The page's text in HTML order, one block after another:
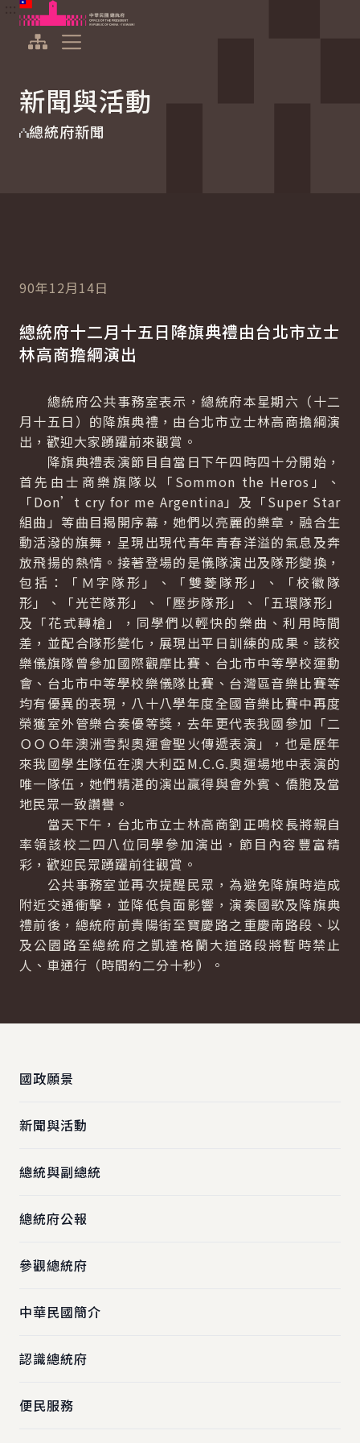
跳到主要內容
中華民國總統府
新聞與活動
總統府新聞
90年12月14日
總統府十二月十五日降旗典禮由台北市立士
林高商擔綱演出
總統府公共事務室表示，總統府本星期六（十二
月十五日）的降旗典禮，由台北市立士林高商擔綱演
出，歡迎大家踴躍前來觀賞。
降旗典禮表演節目自當日下午四時四十分開始，
首先由士商樂旗隊以「Sommon the Heros」、
「Don’t cry for me Argentina」及「Super Star
組曲」等曲目揭開序幕，她們以亮麗的樂章，融合生
動活潑的旗舞，呈現出現代青年青春洋溢的氣息及奔
放飛揚的熱情。接著登場的是儀隊演出及隊形變換，
包括：「Ｍ字隊形」、「雙菱隊形」、「校徽隊
形」、「光芒隊形」、「壓步隊形」、「五環隊形」
及「花式轉槍」，同學們以輕快的樂曲、利用時間
差，並配合隊形變化，展現出平日訓練的成果。該校
樂儀旗隊曾參加國際觀摩比賽、台北市中等學校運動
會、台北市中等學校樂儀隊比賽、台灣區音樂比賽等
均有優異的表現，八十八學年度全國音樂比賽中再度
榮獲室外管樂合奏優等獎，去年更代表我國參加「二
ＯＯＯ年澳洲雪梨奧運會聖火傳遞表演」，也是歷年
來我國學生隊伍在澳大利亞M.C.G.奧運場地中表演的
唯一隊伍，她們精湛的演出贏得與會外賓、僑胞及當
地民眾一致讚譽。
當天下午，台北市立士林高商劉正鳴校長將親自
率領該校二四八位同學參加演出，節目內容豐富精
彩，歡迎民眾踴躍前往觀賞。
公共事務室並再次提醒民眾，為避免降旗時造成
附近交通衝擊，並降低負面影響，演奏國歌及降旗典
禮前後，總統府前貴陽街至寶慶路之重慶南路段、以
及公園路至總統府之凱達格蘭大道路段將暫時禁止
人、車通行（時間約二分十秒）。
國政願景
新聞與活動
總統與副總統
總統府公報
參觀總統府
中華民國簡介
認識總統府
便民服務